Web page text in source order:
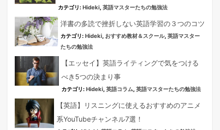
カテゴリ: Hideki, 英語マスターたちの勉強法
洋書の多読で挫折しない英語学習の３つのコツ
カテゴリ: Hideki, おすすめ教材＆スクール, 英語マスター
たちの勉強法
【エッセイ】英語ライティングで気をつける
べき5つの決まり事
カテゴリ: Hideki, 英語コラム, 英語マスターたちの勉強法
【英語】リスニングに使えるおすすめのアニメ
系YouTubeチャンネル7選！